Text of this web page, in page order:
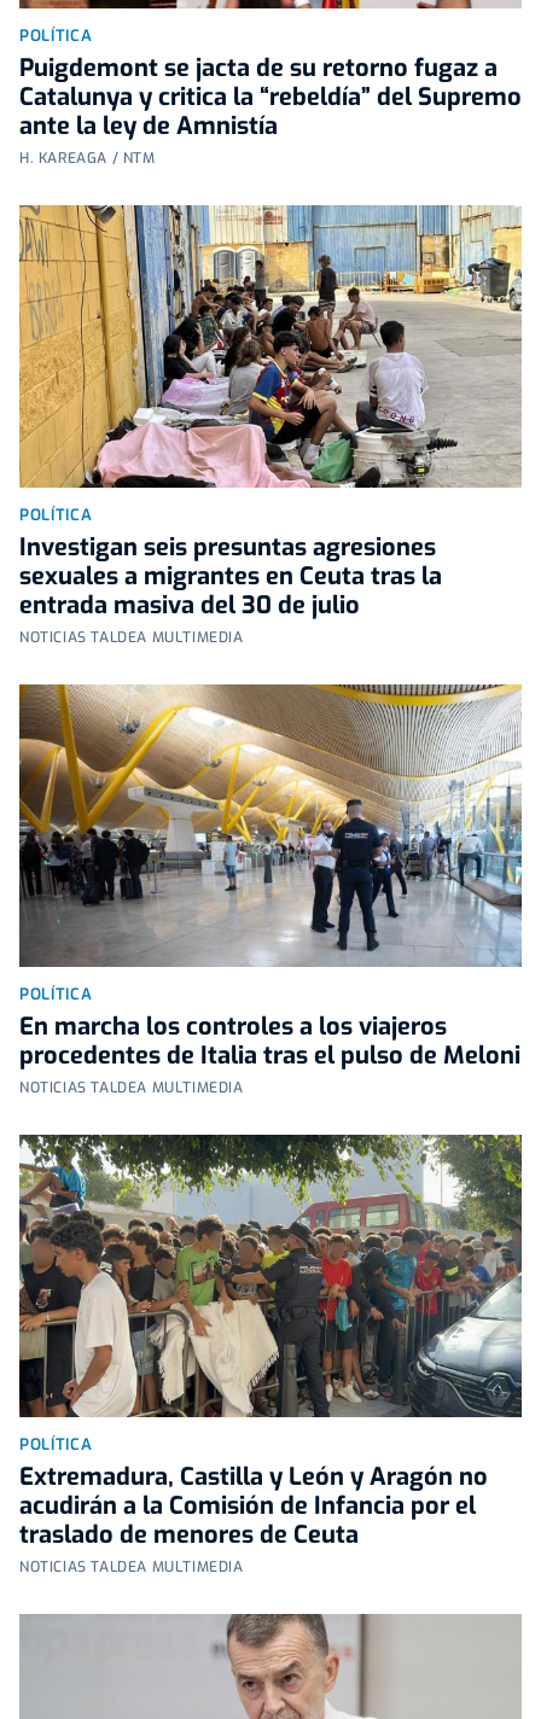
POLÍTICA
Puigdemont se jacta de su retorno fugaz a
Catalunya y critica la “rebeldía” del Supremo
ante la ley de Amnistía
H. KAREAGA / NTM
POLÍTICA
Investigan seis presuntas agresiones
sexuales a migrantes en Ceuta tras la
entrada masiva del 30 de julio
NOTICIAS TALDEA MULTIMEDIA
POLÍTICA
En marcha los controles a los viajeros
procedentes de Italia tras el pulso de Meloni
NOTICIAS TALDEA MULTIMEDIA
POLÍTICA
Extremadura, Castilla y León y Aragón no
acudirán a la Comisión de Infancia por el
traslado de menores de Ceuta
NOTICIAS TALDEA MULTIMEDIA